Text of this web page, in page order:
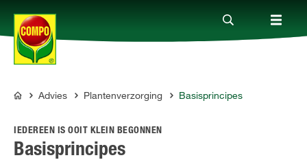
Producten
Advies
COMPO
Advies Plantenverzorging Basisprincipes
IEDEREEN IS OOIT KLEIN BEGONNEN
Basisprincipes